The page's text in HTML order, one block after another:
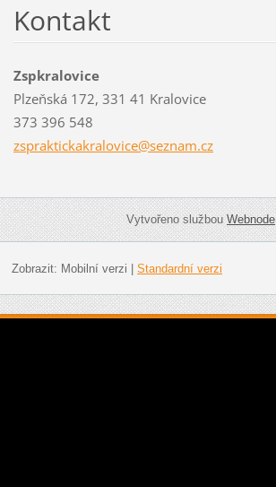
Kontakt
Zspkralovice
Plzeňská 172, 331 41 Kralovice
373 396 548
zspraktickakralovice@seznam.cz
Vytvořeno službouWebnode
Zobrazit: Mobilní verzi Standardní verzi